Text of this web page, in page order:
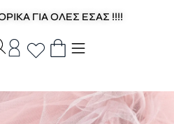
ΓΙΑ ΟΛΕΣ ΕΣΑΣ !!!!